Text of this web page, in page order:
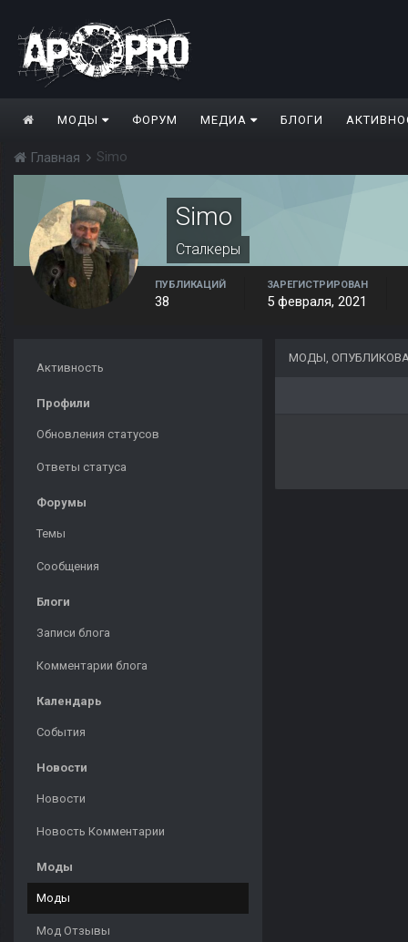
МОДЫ ФОРУМ МЕДИА БЛОГИ
Главная Simo
Simo
Сталкеры
ПУБЛИКАЦИЙ
38
ЗАРЕГИСТРИРОВАН
5 февраля, 2021
Активность
Профили
Обновления статусов
Ответы статуса
Форумы
Темы
Сообщения
Блоги
Записи блога
Комментарии блога
Календарь
События
Новости
Новости
Новость Комментарии
Моды
Моды
Мод Отзывы
МОДЫ,